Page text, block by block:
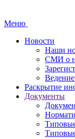
Меню
Новости
Наши
СМИ о
Ведение
Раскрытие
Документы